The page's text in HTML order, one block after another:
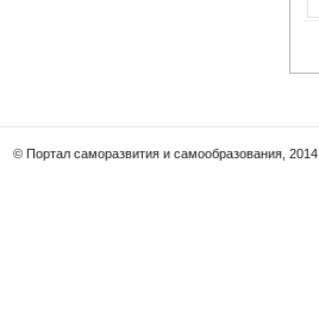
© Портал саморазвития и самообразования, 2014